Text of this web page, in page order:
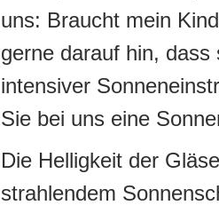
uns: Braucht mein
gerne darauf hin,
intensiver
Sie bei uns eine
Die Helligkeit der
strahlendem